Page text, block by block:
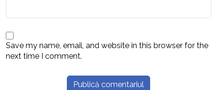
Save my name, email, and website in this browser for the
next time I comment.